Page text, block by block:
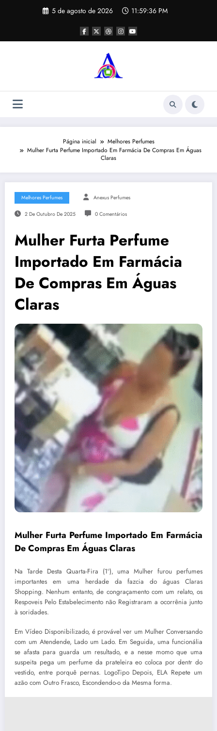
5 de agosto de 2026 11:59:36 PM
Página inicial
Melhores Perfumes
Mulher Furta Perfume Importado Em Farmácia De Compras Em Águas
Claras
Melhores Perfumes Anexus Perfumes
2 De Outubro De 2025 0 Comentários
Mulher Furta Perfume
Importado Em Farmácia
De Compras Em Águas
Claras
Mulher Furta Perfume Importado Em Farmácia
De Compras Em Águas Claras
Na Tarde Desta Quarta-Fira (1º), uma Mulher furou perfumes
importantes em uma herdade da fazcia do águas Claras
Shopping. Nenhum entanto, de congraçamento com um relato, os
Respoveis Pelo Estabelecimento não Registraram a ocorrênia junto
à soridades.
Em Vídeo Disponibilizado, é provável ver um Mulher Conversando
com um Atendende, Lado um Lado. Em Seguida, uma funcionália
se afasta para guarda um resultado, e a nesse momo que uma
suspeita pega um perfume da prateleira eo coloca por dentr do
vestido, entre porquê pernas. LogoTipo Depois, ELA Repete um
azão com Outro Frasco, Escondendo-o da Mesma forma.